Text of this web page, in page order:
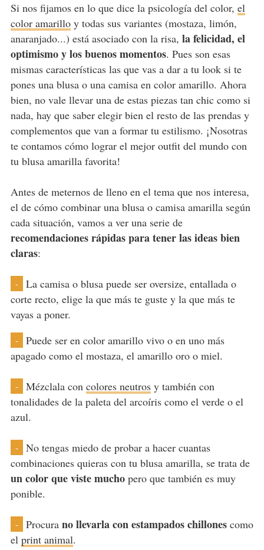
Si nos fijamos en lo que dice la psicología del color, el
color amarilloy todas sus variantes (mostaza, limón,
anaranjado...) está asociado con la risa, la felicidad, el
optimismo y los buenos momentos. Pues son esas
mismas características las que vas a dar a tu look si te
pones una blusa o una camisa en color amarillo. Ahora
bien, no vale llevar una de estas piezas tan chic como si
nada, hay que saber elegir bien el resto de las prendas y
complementos que van a formar tu estilismo. ¡Nosotras
te contamos cómo lograr el mejor outfit del mundo con
tu blusa amarilla favorita!
Antes de meternos de lleno en el tema que nos interesa,
el de cómo combinar una blusa o camisa amarilla según
cada situación, vamos a ver una serie de
recomendaciones rápidaspara tener las ideas bien
claras:
-
La camisa o blusa puede ser oversize, entallada o
corte recto, elige la que más te guste y la que más te
vayas a poner.
-
Puede ser en color amarillo vivo o en uno más
apagado como el mostaza, el amarillo oro o miel.
- Mézclala con colores neutrosy también con
tonalidades de la paleta del arcoíris como el verde o el
azul.
-
No tengas miedo de probar a hacer cuantas
combinaciones quieras con tu blusa amarilla, se trata de
un color que viste muchopero que también es muy
ponible.
- Procura no llevarla con estampados chillonescomo
el print animal.